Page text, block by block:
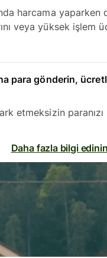
harcama yaparken
veya yüksek işlem
para gönderin,
etmeksizin paranızı
Daha fazla bilgi edinin